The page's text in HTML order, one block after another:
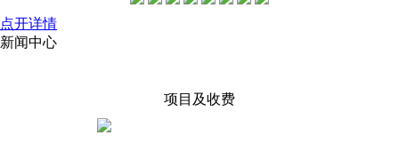
点开详情
新闻中心
项目及收费